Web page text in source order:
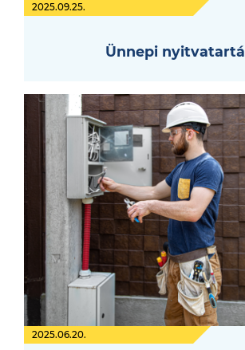
2025.09.25.
Ünnepi
2025.06.20.